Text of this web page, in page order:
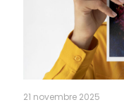
21 novembre 2025